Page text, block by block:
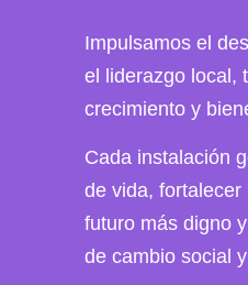
Impulsamos el
el liderazgo local,
crecimiento y
Cada instalación
de vida,
futuro más digno
de cambio social